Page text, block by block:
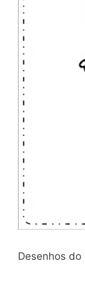
Desenhos